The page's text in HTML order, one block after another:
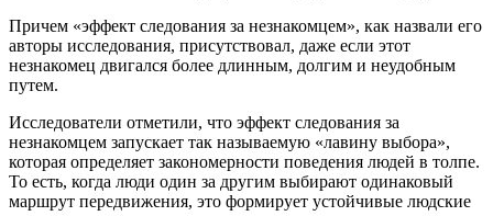
Причем «эффект следования за незнакомцем», как назвали его
авторы исследования, присутствовал, даже если этот
незнакомец двигался более длинным, долгим и неудобным
путем.
Исследователи отметили, что эффект следования за
незнакомцем запускает так называемую «лавину выбора»,
которая определяет закономерности поведения людей в толпе.
То есть, когда люди один за другим выбирают одинаковый
маршрут передвижения, это формирует устойчивые людские